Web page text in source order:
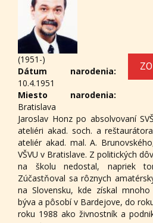
(1951-)
Dátum narodenia:
10.4.1951
Miesto narodenia:
Bratislava
Jaroslav Honz po absolvovaní
ateliéri akad. soch. a
ateliér akad. mal. A.
VŠVU v Bratislave. Z politických
na školu nedostal, napriek
Zúčastňoval sa rôznych
na Slovensku, kde získal
býva a pôsobí v Bardejove, do
roku 1988 ako živnostník a